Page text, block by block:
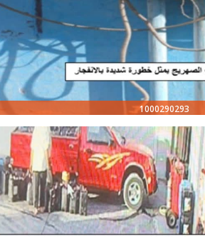
1000290293